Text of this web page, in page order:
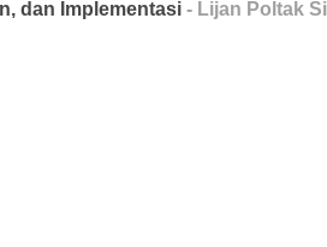
dan Implementasi - Lijan Poltak